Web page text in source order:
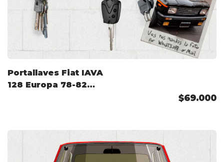
Portallaves Fiat IAVA
128 Europa 78-82
$69.000